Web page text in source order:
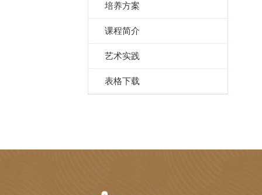
培养方案
课程简介
艺术实践
表格下载